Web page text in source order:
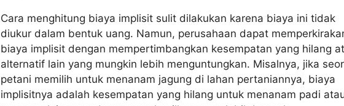
Cara menghitung biaya implisit sulit dilakukan karena biaya ini tidak
diukur dalam bentuk uang. Namun, perusahaan dapat
biaya implisit dengan mempertimbangkan kesempatan yang hilang
alternatif lain yang mungkin lebih menguntungkan. Misalnya, jika
petani memilih untuk menanam jagung di lahan pertaniannya, biaya
implisitnya adalah kesempatan yang hilang untuk menanam padi